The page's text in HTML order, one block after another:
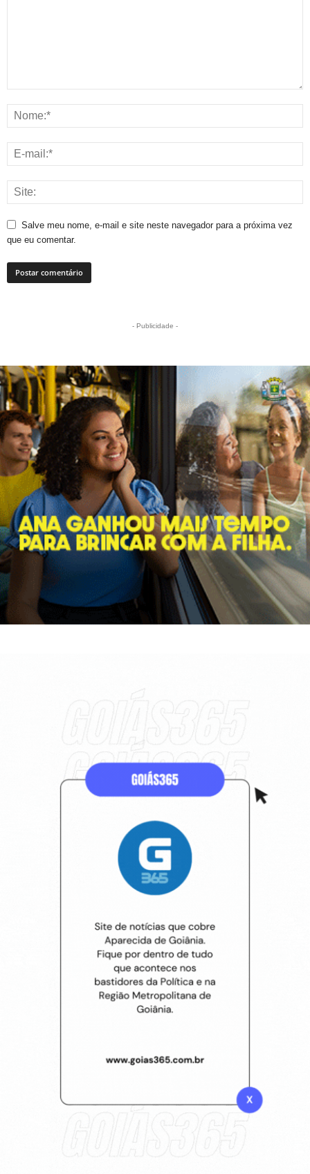
Salve meu nome, e-mail e site neste navegador para a próxima vez
que eu comentar.
- Publicidade -